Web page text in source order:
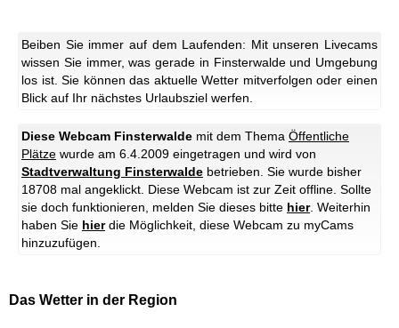
Beiben Sie immer auf dem Laufenden: Mit unseren Livecams
wissen Sie immer, was gerade in Finsterwalde und Umgebung
los ist. Sie können das aktuelle Wetter mitverfolgen oder einen
Blick auf Ihr nächstes Urlaubsziel werfen.
Diese Webcam Finsterwalde mit dem Thema Öffentliche
Plätze wurde am 6.4.2009 eingetragen und wird von
Stadtverwaltung Finsterwalde betrieben. Sie wurde bisher
18708 mal angeklickt. Diese Webcam ist zur Zeit offline. Sollte
sie doch funktionieren, melden Sie dieses bitte hier. Weiterhin
haben Sie hierdie Möglichkeit, diese Webcam zu myCams
hinzuzufügen.
Das Wetter in der Region